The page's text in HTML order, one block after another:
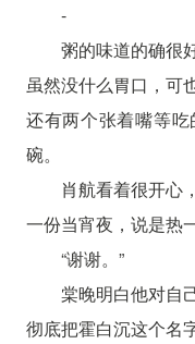
-
粥的味道的确很
虽然没什么胃口，可
还有两个张着嘴等
碗。
肖航看着很开心
一份当宵夜，说是热
“谢谢。”
棠晚明白他对自
彻底把霍白沉这个名